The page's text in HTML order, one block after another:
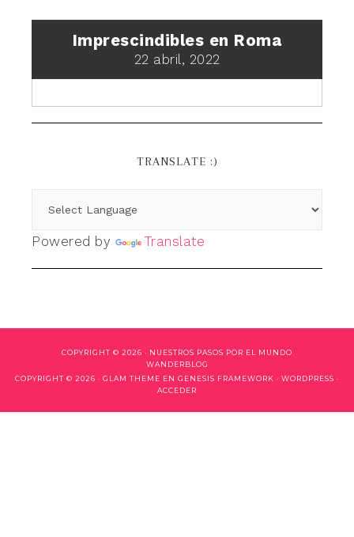
Imprescindibles en Roma
22 abril, 2022
TRANSLATE :)
Powered by Translate
COPYRIGHT © 2026 · NUESTROS PASOS POR EL MUNDO
WANDERBLOG
COPYRIGHT © 2026 · GLAM THEME EN GENESIS FRAMEWORK · WORDPRESS ·
ACCEDER